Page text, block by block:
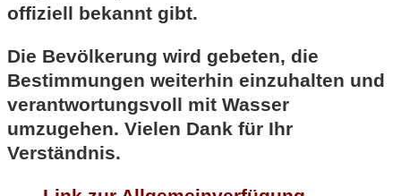
offiziell bekannt gibt.
Die Bevölkerung wird gebeten, die
Bestimmungen weiterhin einzuhalten und
verantwortungsvoll mit Wasser
umzugehen. Vielen Dank für Ihr
Verständnis.